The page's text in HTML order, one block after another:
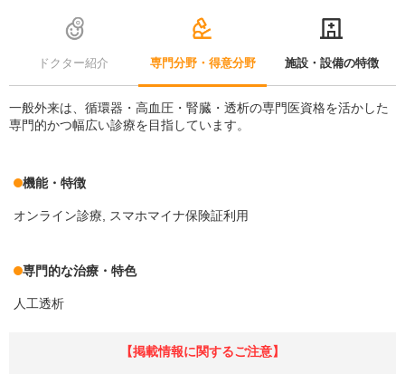
ドクター紹介 専門分野・得意分野 施設・設備の特徴
一般外来は、循環器・高血圧・腎臓・透析の専門医資格を活かした
専門的かつ幅広い診療を目指しています。
機能・特徴
オンライン診療 スマホマイナ保険証利用
専門的な治療・特色
人工透析
【掲載情報に関するご注意】